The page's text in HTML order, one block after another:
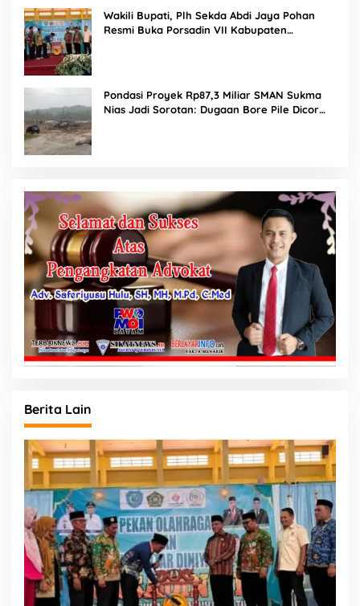
Wakili Bupati, Plh Sekda Abdi Jaya Pohan
Resmi Buka Porsadin VII Kabupaten
Pondasi Proyek Rp87,3 Miliar SMAN Sukma
Nias Jadi Sorotan: Dugaan Bore Pile Dicor
Berita Lain